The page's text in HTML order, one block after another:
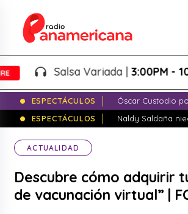
Salsa Variada |3:00PM -
ESPECTÁCULOS
Óscar Custodio
ESPECTÁCULOS
Naldy Saldaña
ACTUALIDAD
Descubre cómo adquirir
de vacunación virtual” |